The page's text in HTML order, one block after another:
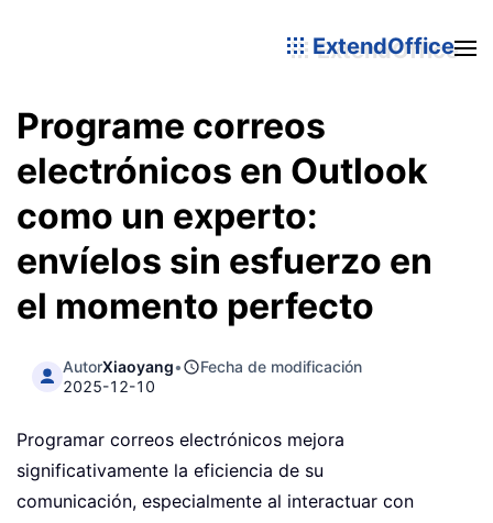
ExtendOffice
Programe correos
electrónicos en Outlook
como un experto:
envíelos sin esfuerzo en
el momento perfecto
AutorXiaoyang•
Fecha de modificación
2025-12-10
Programar correos electrónicos mejora
significativamente la eficiencia de su
comunicación, especialmente al interactuar con